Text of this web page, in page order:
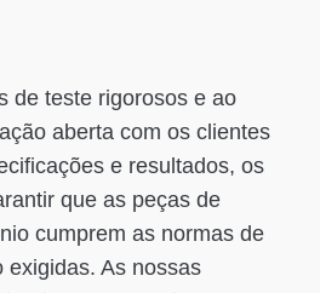
de teste rigorosos e ao
aberta com os clientes
e resultados, os
que as peças de
cumprem as normas de
exigidas. As nossas